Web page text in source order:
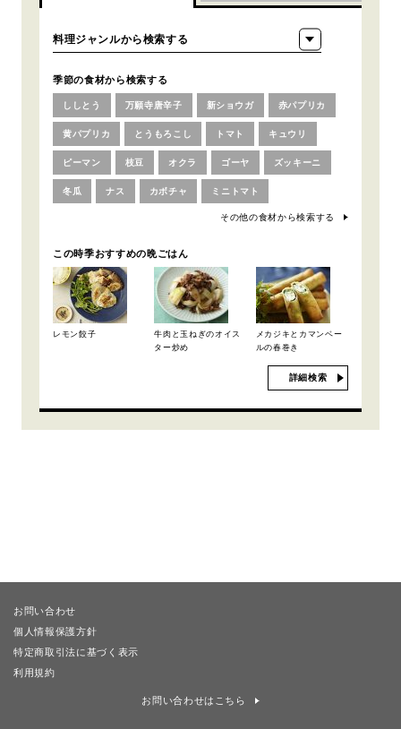
季節の食材から検索する
ししとう 万願寺唐辛子 新ショウガ 赤パプリカ
黄パプリカ とうもろこし トマト キュウリ
ピーマン 枝豆 オクラ ゴーヤ ズッキーニ
冬瓜 ナス カボチャ ミニトマト
その他の食材から検索する
この時季おすすめの晩ごはん
レモン餃子
牛肉と玉ねぎのオイス
ター炒め
メカジキとカマンベー
ルの春巻き
詳細検索
お問い合わせ
個人情報保護方針
特定商取引法に基づく表示
利用規約
お問い合わせはこちら